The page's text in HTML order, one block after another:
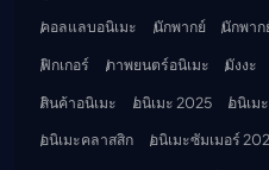
คอลแลบอนิเมะ
นักพากย์ นักพาก
ฟิกเกอร์
ภาพยนตร์อนิเมะ มังงะ
สินค้าอนิเมะ
อนิเมะ 2025 อนิเม
อนิเมะคลาสสิก
อนิเมะซัมเมอร์